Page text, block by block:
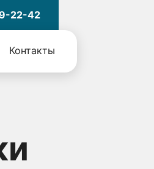
22-42
Контакты